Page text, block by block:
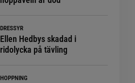
DRESSYR
Ellen Hedbys skadad i
ridolycka på tävling
HOPPNING